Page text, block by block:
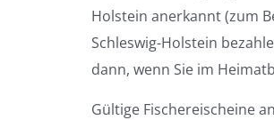
Holstein anerkannt (zum
Schleswig-Holstein
dann, wenn Sie im
Gültige Fischereischeine